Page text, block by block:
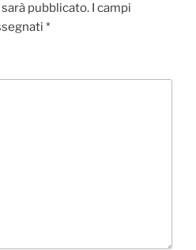
pubblicato. I campi
*